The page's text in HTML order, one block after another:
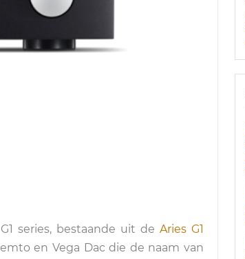
series, bestaande uit deAries G1
en Vega Dac die de naam van